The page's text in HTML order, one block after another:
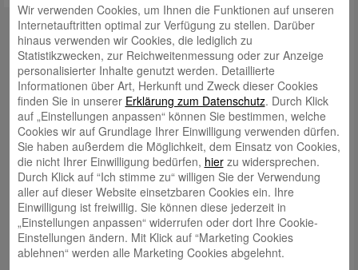
Kontakt
mail@sparkasse-odenwaldkreis.de
Telefon: 06062 500
Auch per WhatsApp erreichbar!
Neueste Beiträge
Sparkassen Kino Open-Air-Sommer 2026 startet
Öffnungszeiten der Sparkasse zum Wiesenmarkt
Herausragende Vertriebsleistung in Jahr 2025: Team
des ImmobilienCenter der Sparkasse Odenwaldkreis
überzeugt mit Kompetenz, Service und Erfolgsbilanz
Wir verwenden Cookies, um Ihnen die Funktionen auf unseren
Internetauftritten optimal zur Verfügung zu stellen. Darüber
hinaus verwenden wir Cookies, die lediglich zu
Statistikzwecken, zur Reichweitenmessung oder zur Anzeige
personalisierter Inhalte genutzt werden. Detaillierte
Informationen über Art, Herkunft und Zweck dieser Cookies
finden Sie in unserer Erklärung zum Datenschutz. Durch Klick
auf „Einstellungen anpassen“ können Sie bestimmen, welche
Cookies wir auf Grundlage Ihrer Einwilligung verwenden dürfen.
Sie haben außerdem die Möglichkeit, dem Einsatz von Cookies,
die nicht Ihrer Einwilligung bedürfen, hierzu widersprechen.
Durch Klick auf “Ich stimme zu“ willigen Sie der Verwendung
aller auf dieser Website einsetzbaren Cookies ein. Ihre
Einwilligung ist freiwillig. Sie können diese jederzeit in
„Einstellungen anpassen“ widerrufen oder dort Ihre Cookie-
Einstellungen ändern. Mit Klick auf “Marketing Cookies
ablehnen“ werden alle Marketing Cookies abgelehnt.